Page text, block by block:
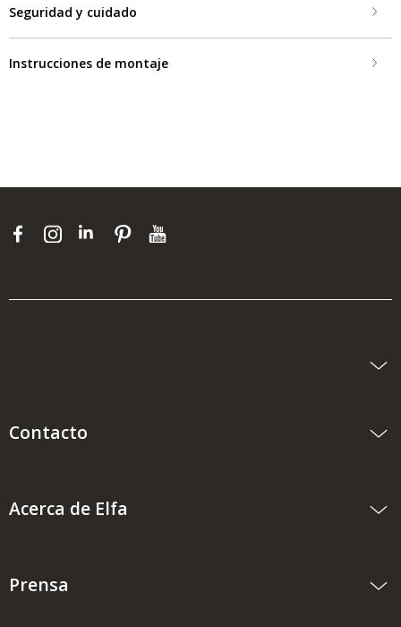
Seguridad y cuidado
Instrucciones de montaje
Contacto
Acerca de Elfa
Prensa